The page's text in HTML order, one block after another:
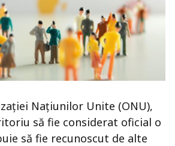
Națiunilor Unite (ONU),
să fie considerat oficial o
să fie recunoscut de alte